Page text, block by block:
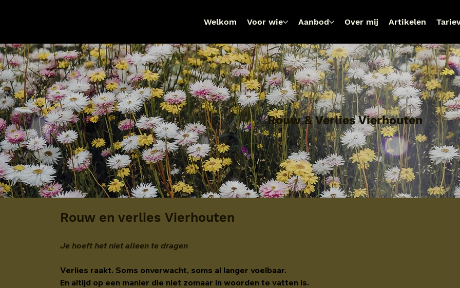
Welkom Voor wie Aanbod Over mij Artikelen
Rouw & Verlies Vierhouten
Rouw en verlies Vierhouten
Je hoeft het niet alleen te dragen
Verlies raakt. Soms onverwacht, soms al langer voelbaar.
En altijd op een manier die niet zomaar in woorden te vatten is.